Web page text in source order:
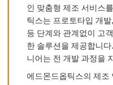
인 맞춤형 제조 서비스
틱스는 프로토타입 개
등 단계와 관계없이 고
한 솔루션을 제공합니
니어는 전 개발 과정을
에드몬드옵틱스의 제조